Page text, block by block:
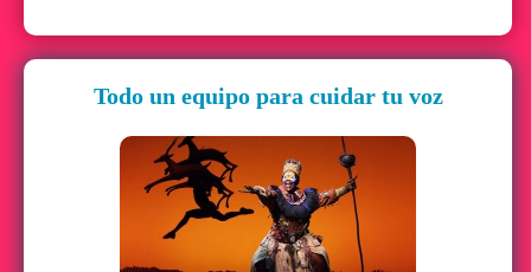
Todo un equipo para cuidar tu voz